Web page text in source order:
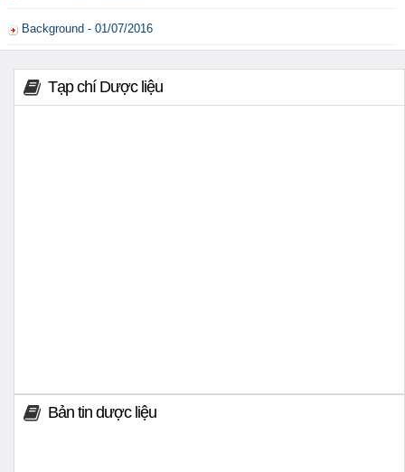
Background - 01/07/2016
Tạp chí Dược liệu
Bản tin dược liệu